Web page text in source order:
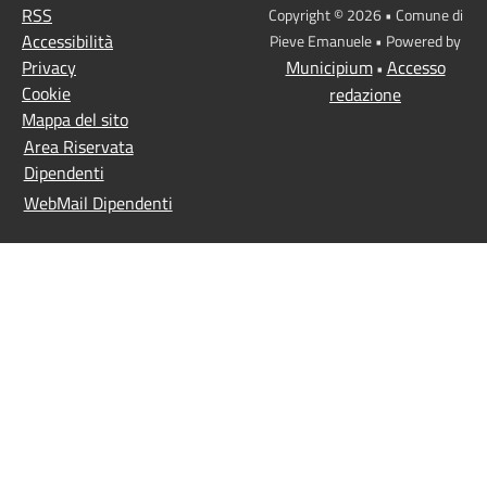
RSS
Accessibilità
Privacy
Cookie
Mappa del sito
Area Riservata
Dipendenti
WebMail Dipendenti
Copyright © 2026 • Comune di
Pieve Emanuele • Powered by
Municipium• Accesso
redazione